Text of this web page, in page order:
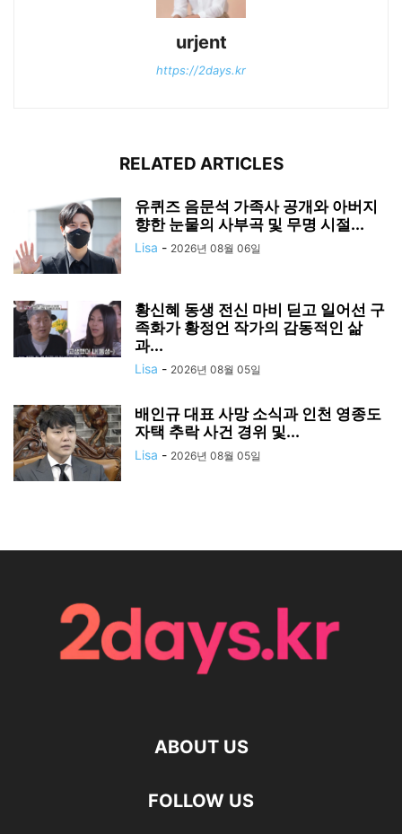
urjent
https://2days.kr
RELATED ARTICLES
유퀴즈 음문석 가족사 공개와 아버지
향한 눈물의 사부곡 및 무명 시절...
Lisa - 2026년 08월 06일
황신혜 동생 전신 마비 딛고 일어선 구
족화가 황정언 작가의 감동적인 삶
과...
Lisa - 2026년 08월 05일
배인규 대표 사망 소식과 인천 영종도
자택 추락 사건 경위 및...
Lisa - 2026년 08월 05일
ABOUT US
FOLLOW US